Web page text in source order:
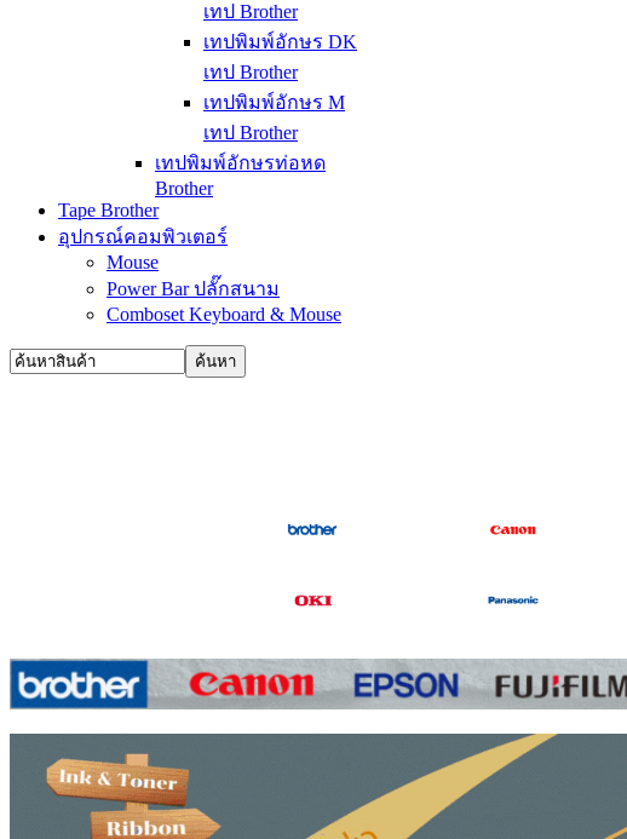
เทป Brother
เทปพิมพ์อักษร DK
เทป Brother
เทปพิมพ์อักษร M
เทป Brother
เทปพิมพ์อักษรท่อหด
Brother
Tape Brother
อุปกรณ์คอมพิวเตอร์
Mouse
Power Bar ปลั๊กสนาม
Comboset Keyboard & Mouse